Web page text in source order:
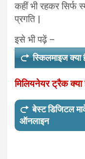
कहीं भी रहकर सिर्फ
प्रगति |
इसे भी पढ़ें –
स्किलमाइज
मिलियनेयर ट्रैक
बेस्ट डिजिटल
ऑनलाइन